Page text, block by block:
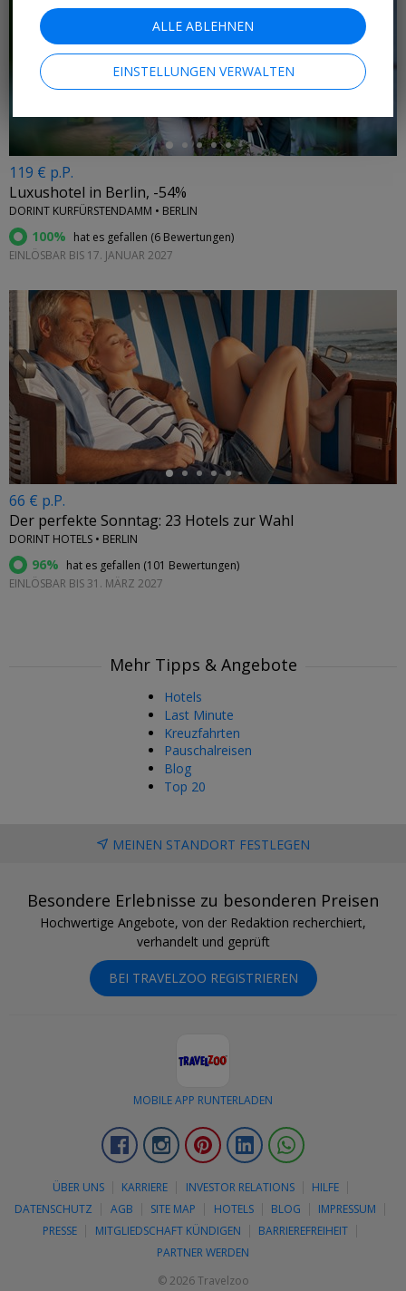
←
119 € p.P.
Luxushotel in Berlin, -54%
DORINT KURFÜRSTENDAMM • BERLIN
100% hat es gefallen (6 Bewertungen)
EINLÖSBAR BIS 17. JANUAR 2027
←
66 € p.P.
Der perfekte Sonntag: 23 Hotels zur Wahl
DORINT HOTELS • BERLIN
96% hat es gefallen (101 Bewertungen)
EINLÖSBAR BIS 31. MÄRZ 2027
Mehr Tipps & Angebote
Hotels
Last Minute
Kreuzfahrten
Pauschalreisen
Blog
Top 20
MEINEN STANDORT FESTLEGEN
Besondere Erlebnisse zu besonderen Preisen
Hochwertige Angebote, von der Redaktion recherchiert,
verhandelt und geprüft
BEI TRAVELZOO REGISTRIEREN
MOBILE APP RUNTERLADEN
FacebookInstagramPinterestLinkedIn
ÜBER UNS KARRIERE INVESTOR RELATIONS
HILFE
DATENSCHUTZ
AGB SITE MAP HOTELS BLOG
IMPRESSUM
PRESSE
MITGLIEDSCHAFT KÜNDIGEN
BARRIEREFREIHEIT
PARTNER WERDEN
© 2026 Travelzoo
ALLE ABLEHNEN
EINSTELLUNGEN VERWALTEN